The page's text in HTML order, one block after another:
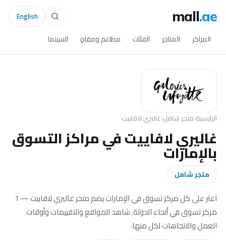
mall.ae
المراكز المتاجر الفئات مطاعم ومقاهٍ السينما
English
الرئيسية›متجر شامل›غاليري لافاييت
غاليري لافاييت في مراكز التسوق
بالإمارات
متجر شامل
اعثر على كل مركز تسوق في الإمارات يضم متجر غاليري لافاييت — 1
مركز تسوق في أنحاء الدولة. شاهد المواقع والتقييمات وأوقات
العمل والاتجاهات لكل منها.